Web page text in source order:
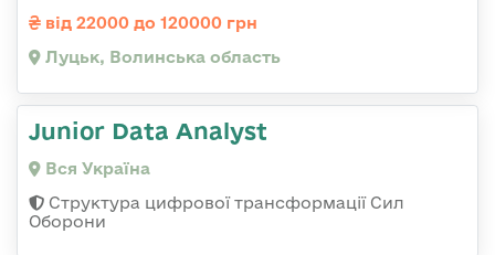
від 22000 до 120000 грн
Луцьк, Волинська область
Junior Data Analyst
Вся Україна
Структура цифрової трансформації Сил
Оборони